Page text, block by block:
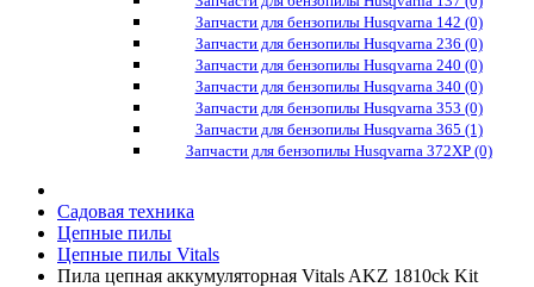
Запчасти для бензопилы Husqvarna 142 (0)
Запчасти для бензопилы Husqvarna 236 (0)
Запчасти для бензопилы Husqvarna 240 (0)
Запчасти для бензопилы Husqvarna 340 (0)
Запчасти для бензопилы Husqvarna 353 (0)
Запчасти для бензопилы Husqvarna 365 (1)
Запчасти для бензопилы Husqvarna 372XP (0)
Садовая техника
Цепные пилы
Цепные пилы Vitals
Пила цепная аккумуляторная Vitals AKZ 1810ck Kit